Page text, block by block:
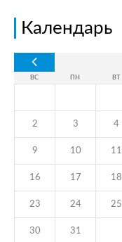
Календарь
ВС ПН ВТ
2 3 4
9 10 11
16 17 18
23 24 25
30 31